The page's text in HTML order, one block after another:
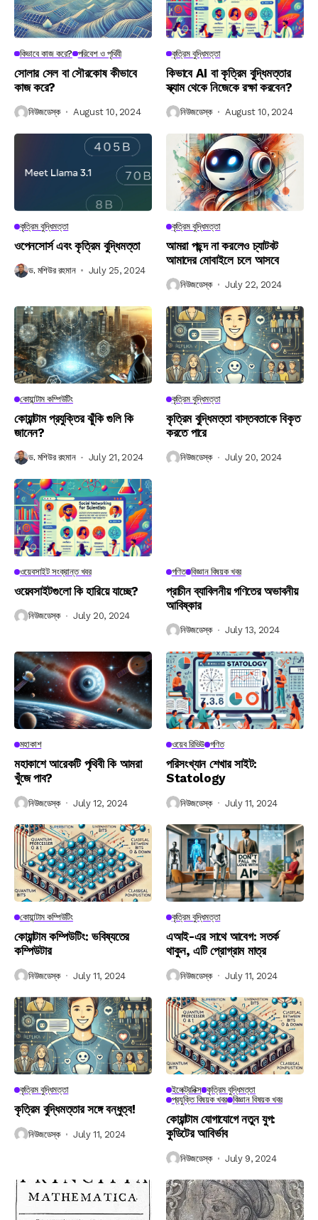
কিভাবে কাজ করে? পরিবেশ ও পৃথিবী
সোলার সেল বা সৌরকোষ কীভাবে
কাজ করে?
নিউজডেস্ক August 10, 2024
কৃত্রিম বুদ্ধিমত্তা
কিভাবে AI বা কৃত্রিম বুদ্ধিমত্তার
স্ক্যাম থেকে নিজেকে রক্ষা করবেন?
নিউজডেস্ক August 10, 2024
কৃত্রিম বুদ্ধিমত্তা
ওপেনসোর্স এবং কৃত্রিম বুদ্ধিমত্তা
ড. মশিউর রহমান July 25, 2024
কৃত্রিম বুদ্ধিমত্তা
আমরা পছন্দ না করলেও চ্যাটবট
আমাদের মোবাইলে চলে আসবে
নিউজডেস্ক July 22, 2024
কোয়ান্টাম কম্পিউটিং
কোয়ান্টাম প্রযুক্তির ঝুঁকি গুলি কি
জানেন?
ড. মশিউর রহমান July 21, 2024
কৃত্রিম বুদ্ধিমত্তা
কৃত্রিম বুদ্ধিমত্তা বাস্তবতাকে বিকৃত
করতে পারে
নিউজডেস্ক July 20, 2024
ওয়েবসাইট সংক্রান্ত খবর
ওয়েবসাইটগুলো কি হারিয়ে যাচ্ছে?
নিউজডেস্ক July 20, 2024
গণিত বিজ্ঞান বিষয়ক খবর
প্রাচীন ব্যাবিলনীয় গণিতের অভাবনীয়
আবিষ্কার
নিউজডেস্ক July 13, 2024
মহাকাশ
মহাকাশে আরেকটি পৃথিবী কি আমরা
খুঁজে পাব?
নিউজডেস্ক July 12, 2024
ওয়েব রিভিউ গণিত
পরিসংখ্যান শেখার সাইট:
Statology
নিউজডেস্ক July 11, 2024
কোয়ান্টাম কম্পিউটিং
কোয়ান্টাম কম্পিউটিং: ভবিষ্যতের
কম্পিউটার
নিউজডেস্ক July 11, 2024
কৃত্রিম বুদ্ধিমত্তা
এআই-এর সাথে আবেগ: সতর্ক
থাকুন, এটি প্রোগ্রাম মাত্র
নিউজডেস্ক July 11, 2024
কৃত্রিম বুদ্ধিমত্তা
কৃত্রিম বুদ্ধিমত্তার সঙ্গে বন্ধুত্ব!
নিউজডেস্ক July 11, 2024
ইলেক্ট্রনিক্স কৃত্রিম বুদ্ধিমত্তা
প্রযুক্তি বিষয়ক খবর বিজ্ঞান বিষয়ক খবর
কোয়ান্টাম যোগাযোগে নতুন যুগ:
কুডিটের আবির্ভাব
নিউজডেস্ক July 9, 2024